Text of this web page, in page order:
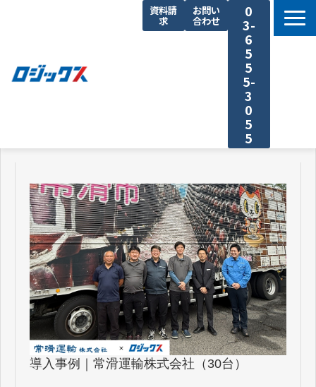
資料請
求
お問い
合わせ
0
3-
6
5
5
5-
3
0
5
5
機能まとめ
料金プラン
導入事例
セミナー
よくあるご質問
運送業の原価計算 まるわかり特集
導入事例｜常滑運輸株式会社（30台）